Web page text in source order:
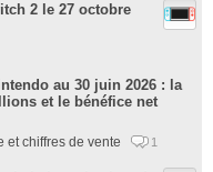
2 le 27 octobre
au 30 juin 2026 : la
et le bénéfice net
et chiffres de vente 1